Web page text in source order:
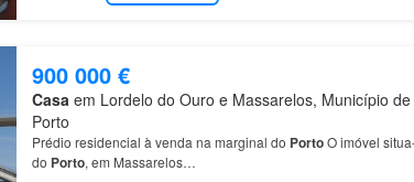
900 000 €
Casa em Lordelo do Ouro e Massarelos, Município
Porto
Prédio residencial à venda na marginal do PortoO imóvel
do Porto, em Massarelos…